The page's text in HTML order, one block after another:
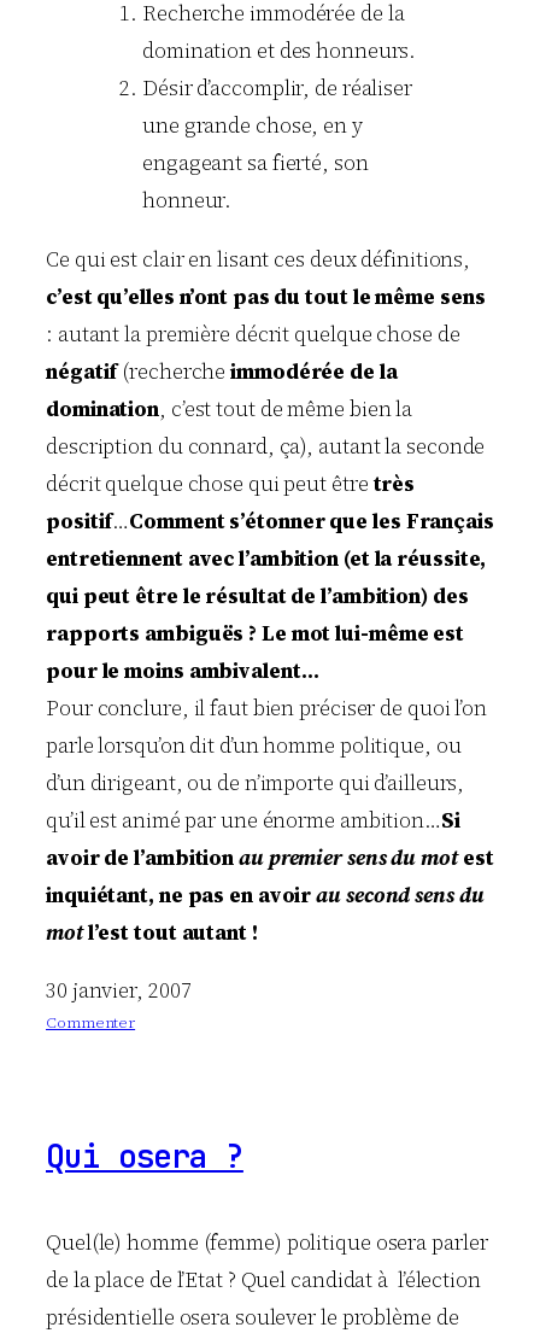
Recherche immodérée de la
domination et des honneurs.
Désir d’accomplir, de réaliser
une grande chose, en y
engageant sa fierté, son
honneur.
Ce qui est clair en lisant ces deux définitions,
c’est qu’elles n’ont pas du tout le même sens
: autant la première décrit quelque chose de
négatif(rechercheimmodérée de la
domination, c’est tout de même bien la
description du connard, ça), autant la seconde
décrit quelque chose qui peut êtretrès
positif…Comment s’étonner que les Français
entretiennent avec l’ambition (et la réussite,
qui peut être le résultat de l’ambition) des
rapports ambiguës ? Le mot lui-même est
pour le moins ambivalent…
Pour conclure, il faut bien préciser de quoi l’on
parle lorsqu’on dit d’un homme politique, ou
d’un dirigeant, ou de n’importe qui d’ailleurs,
qu’il est animé par une énorme ambition…Si
avoir de l’ambitionau premier sens du motest
inquiétant, ne pas en avoirau second sens du
motl’est tout autant !
30 janvier, 2007
Commenter
t
v
o
Qui osera ?
Quel(le) homme (femme) politique osera parler
de la place de l’Etat ? Quel candidat à l’élection
présidentielle osera soulever le problème de